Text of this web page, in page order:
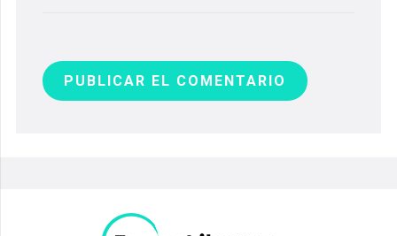
PUBLICAR EL COMENTARIO